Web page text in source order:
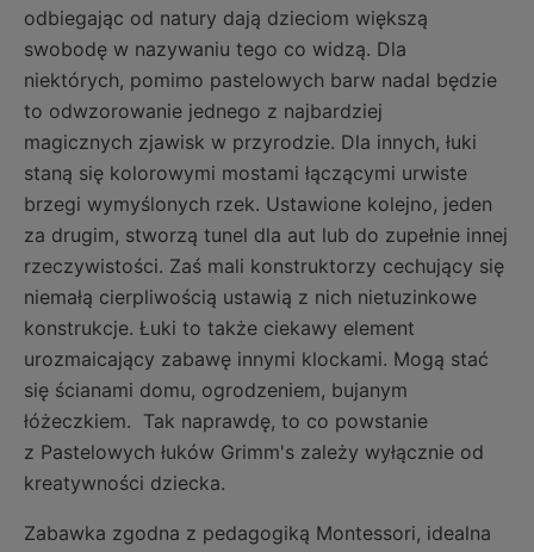
odbiegając od natury dają dzieciom większą
swobodę w nazywaniu tego co widzą. Dla
niektórych, pomimo pastelowych barw nadal będzie
to odwzorowanie jednego z najbardziej
magicznych zjawisk w przyrodzie. Dla innych, łuki
staną się kolorowymi mostami łączącymi urwiste
brzegi wymyślonych rzek. Ustawione kolejno, jeden
za drugim, stworzą tunel dla aut lub do zupełnie innej
rzeczywistości. Zaś mali konstruktorzy cechujący się
niemałą cierpliwością ustawią z nich nietuzinkowe
konstrukcje. Łuki to także ciekawy element
urozmaicający zabawę innymi klockami. Mogą stać
się ścianami domu, ogrodzeniem, bujanym
łóżeczkiem. Tak naprawdę, to co powstanie
z Pastelowych łuków Grimm's zależy wyłącznie od
kreatywności dziecka.
Zabawka zgodna z pedagogiką Montessori, idealna